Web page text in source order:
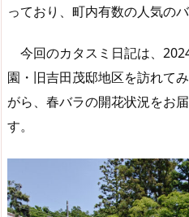
っており、町内有数の人気の
今回のカタスミ日記は、
園・旧吉田茂邸地区を訪れて
がら、春バラの開花状況をお
す。